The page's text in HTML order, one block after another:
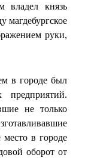
владел князь
магдебургское
руки,
в городе был
не только
в городе
оборот от